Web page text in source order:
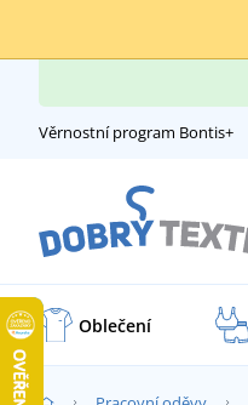
Věrnostní program Bontis+
Oblečení